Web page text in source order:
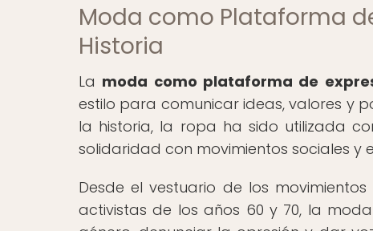
Moda como Plataforma
Historia
La moda como plataforma de
estilo para comunicar ideas, valores y
la historia, la ropa ha sido utilizada
solidaridad con movimientos sociales y
Desde el vestuario de los
activistas de los años 60 y 70, la